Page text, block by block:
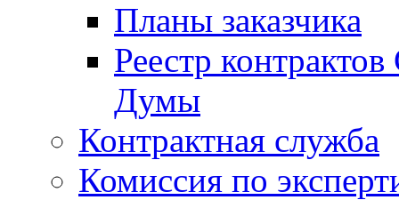
Планы заказчика
Реестр
Думы
Контрактная служба
Комиссия по